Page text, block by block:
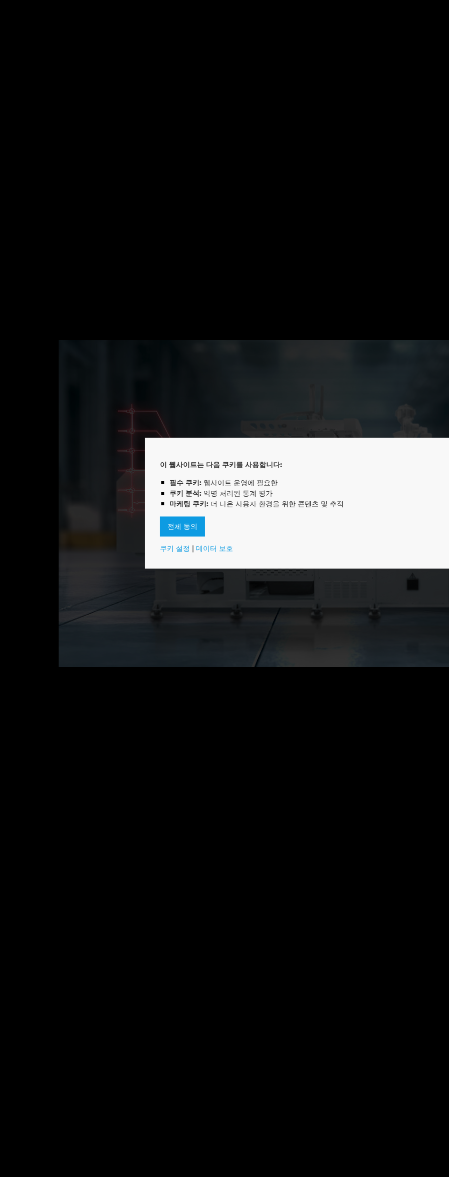
이 웹사이트는 다음 쿠키를 사용합니다:
필수 쿠키:웹사이트 운영에 필요한
쿠키 분석:익명 처리된 통계 평가
마케팅 쿠키:더 나은 사용자 환경을 위한 콘텐츠 및 추적
전체 동의
쿠키 설정 데이터 보호
EPLAN Cable
효율적인 케이블링을 위한 소프트웨어